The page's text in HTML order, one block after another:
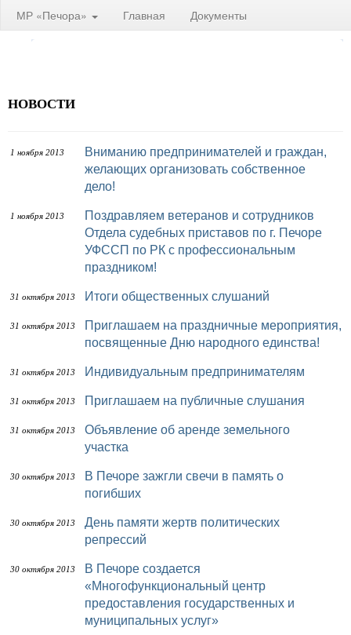
МР «Печора» Главная Документы
НОВОСТИ
1 ноября 2013
Вниманию предпринимателей и граждан,
желающих организовать собственное
дело!
1 ноября 2013
Поздравляем ветеранов и сотрудников
Отдела судебных приставов по г. Печоре
УФССП по РК с профессиональным
праздником!
31 октября 2013 Итоги общественных слушаний
31 октября 2013
Приглашаем на праздничные мероприятия,
посвященные Дню народного единства!
31 октября 2013 Индивидуальным предпринимателям
31 октября 2013 Приглашаем на публичные слушания
31 октября 2013
Объявление об аренде земельного
участка
30 октября 2013
В Печоре зажгли свечи в память о
погибших
30 октября 2013
День памяти жертв политических
репрессий
30 октября 2013
В Печоре создается
«Многофункциональный центр
предоставления государственных и
муниципальных услуг»